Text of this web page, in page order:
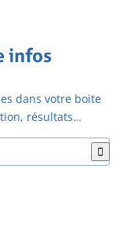
infos
dans votre boite
résultats…
